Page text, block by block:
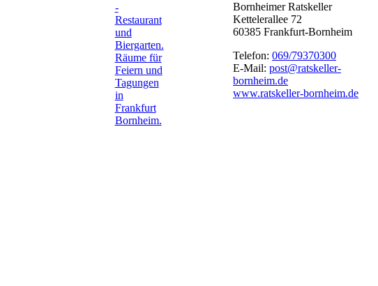
Bornheimer Ratskeller
Kettelerallee 72
60385 Frankfurt-Bornheim
Telefon:069/79370300
E-Mail:post@ratskeller-
bornheim.de
www.ratskeller-bornheim.de